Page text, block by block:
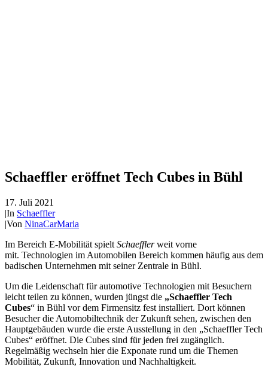
Schaeffler eröffnet Tech Cubes in Bühl
17. Juli 2021
|In Schaeffler
|Von NinaCarMaria
Im Bereich E-Mobilität spielt Schaefflerweit vorne
mit. Technologien im Automobilen Bereich kommen häufig aus dem
badischen Unternehmen mit seiner Zentrale in Bühl.
Um die Leidenschaft für automotive Technologien mit Besuchern
leicht teilen zu können, wurden jüngst die „Schaeffler Tech
Cubes“ in Bühl vor dem Firmensitz fest installiert. Dort können
Besucher die Automobiltechnik der Zukunft sehen, zwischen den
Hauptgebäuden wurde die erste Ausstellung in den „Schaeffler Tech
Cubes“ eröffnet. Die Cubes sind für jeden frei zugänglich.
Regelmäßig wechseln hier die Exponate rund um die Themen
Mobilität, Zukunft, Innovation und Nachhaltigkeit.